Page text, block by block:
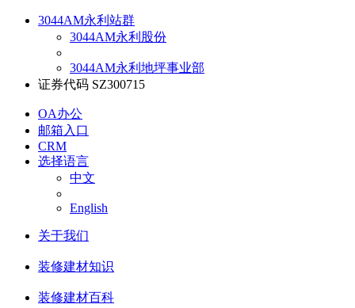
3044AM永利站群
3044AM永利股份
3044AM永利地坪事业部
证券代码 SZ300715
OA办公
邮箱入口
CRM
选择语言
中文
English
关于我们
装修建材知识
装修建材百科